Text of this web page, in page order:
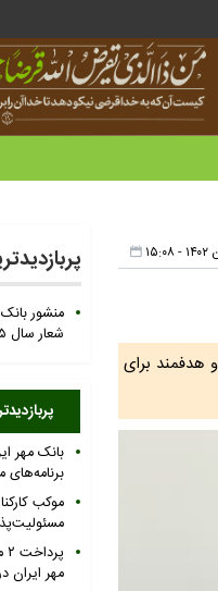
هدفمند برای
منشور
شعار سال ۱۴۰۵
موکب
مهر ایران